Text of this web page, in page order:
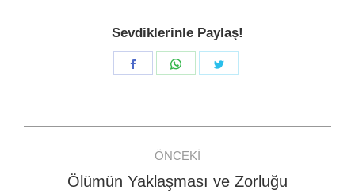
Sevdiklerinle Paylaş!
Share
Share
navigation
ÖNCEKI
Previous
Ölümün Yaklaşması ve Zorluğu